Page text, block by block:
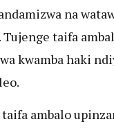
na
taifa
kwamba haki
ambalo